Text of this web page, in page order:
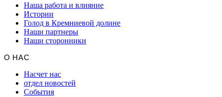
Наша работа и влияние
Истории
Голод в Кремниевой долине
Наши партнеры
Наши сторонники
О НАС
Насчет нас
отдел новостей
События